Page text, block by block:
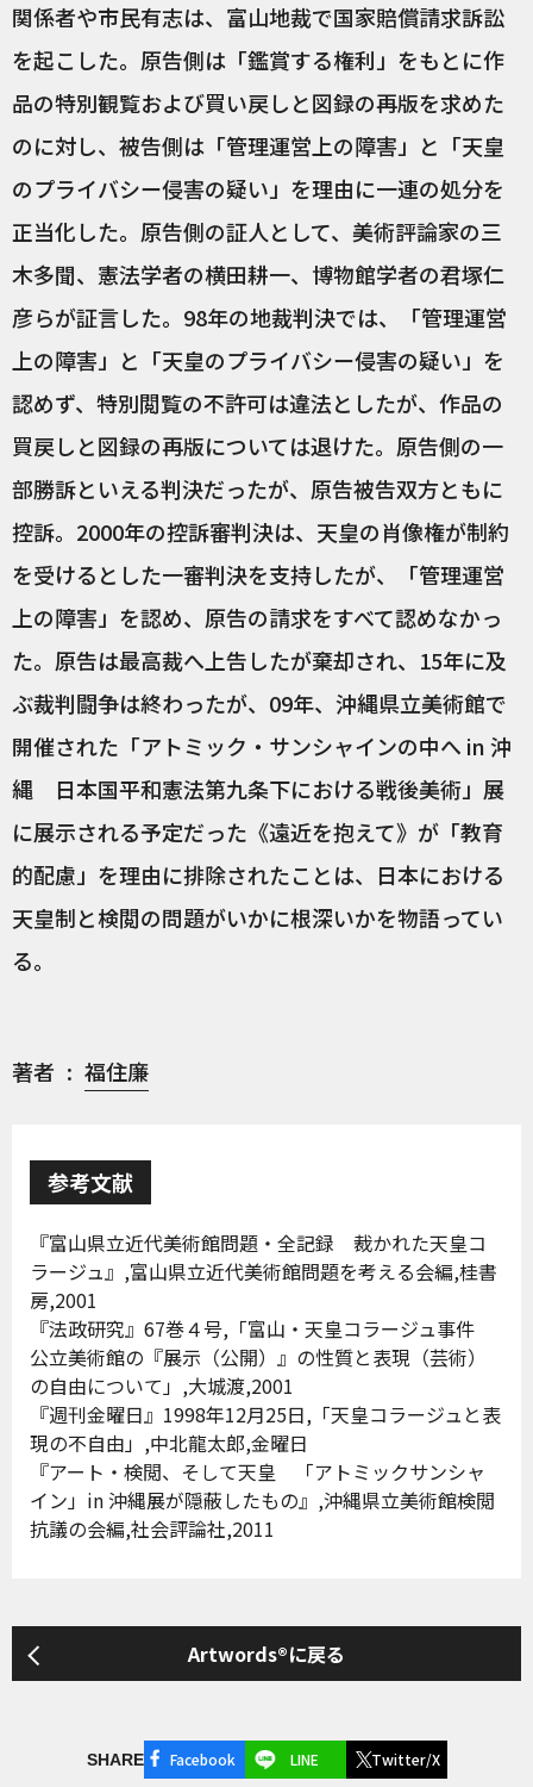
関係者や市民有志は、富山地裁で国家賠償請求訴訟
を起こした。原告側は「鑑賞する権利」をもとに作
品の特別観覧および買い戻しと図録の再版を求めた
のに対し、被告側は「管理運営上の障害」と「天皇
のプライバシー侵害の疑い」を理由に一連の処分を
正当化した。原告側の証人として、美術評論家の三
木多聞、憲法学者の横田耕一、博物館学者の君塚仁
彦らが証言した。98年の地裁判決では、「管理運営
上の障害」と「天皇のプライバシー侵害の疑い」を
認めず、特別閲覧の不許可は違法としたが、作品の
買戻しと図録の再版については退けた。原告側の一
部勝訴といえる判決だったが、原告被告双方ともに
控訴。2000年の控訴審判決は、天皇の肖像権が制約
を受けるとした一審判決を支持したが、「管理運営
上の障害」を認め、原告の請求をすべて認めなかっ
た。原告は最高裁へ上告したが棄却され、15年に及
ぶ裁判闘争は終わったが、09年、沖縄県立美術館で
開催された「アトミック・サンシャインの中へ in 沖
縄 日本国平和憲法第九条下における戦後美術」展
に展示される予定だった《遠近を抱えて》が「教育
的配慮」を理由に排除されたことは、日本における
天皇制と検閲の問題がいかに根深いかを物語ってい
る。
著者 福住廉
参考文献
『富山県立近代美術館問題・全記録 裁かれた天皇コ
ラージュ』,富山県立近代美術館問題を考える会編,桂書
房,2001
『法政研究』67巻４号,「富山・天皇コラージュ事件
公立美術館の『展示（公開）』の性質と表現（芸術）
の自由について」,大城渡,2001
『週刊金曜日』1998年12月25日,「天皇コラージュと表
現の不自由」,中北龍太郎,金曜日
『アート・検閲、そして天皇 「アトミックサンシャ
イン」in 沖縄展が隠蔽したもの』,沖縄県立美術館検閲
抗議の会編,社会評論社,2011
Artwords®に戻る
SHARE Facebook LINE Twitter/X